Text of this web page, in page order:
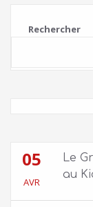
Rechercher
05
AVR
Le
au